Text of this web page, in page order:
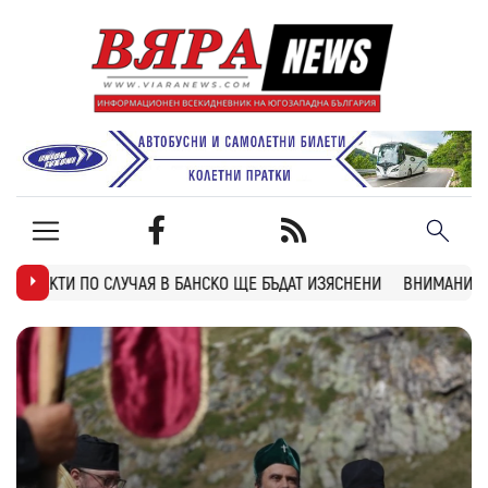
ЩЕ БЪДАТ ИЗЯСНЕНИ ВНИМАНИЕ: ТУНЕЛ “БЛАТИНО“ НА АМ